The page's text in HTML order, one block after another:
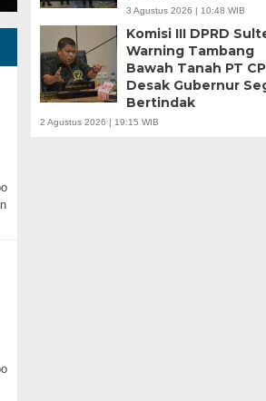
3 Agustus 2026 | 10:48 WIB
Komisi III DPRD
Warning Tambang
Bawah Tanah PT
Desak Gubernur
Bertindak
2 Agustus 2026 | 19:15 WIB